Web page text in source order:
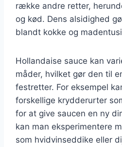
række andre retter,
og kød. Dens alsidighed
blandt kokke og
Hollandaise sauce kan
måder, hvilket gør den til
festretter. For eksempel
forskellige krydderurter
for at give saucen en ny
kan man eksperimentere
som hvidvinseddike eller